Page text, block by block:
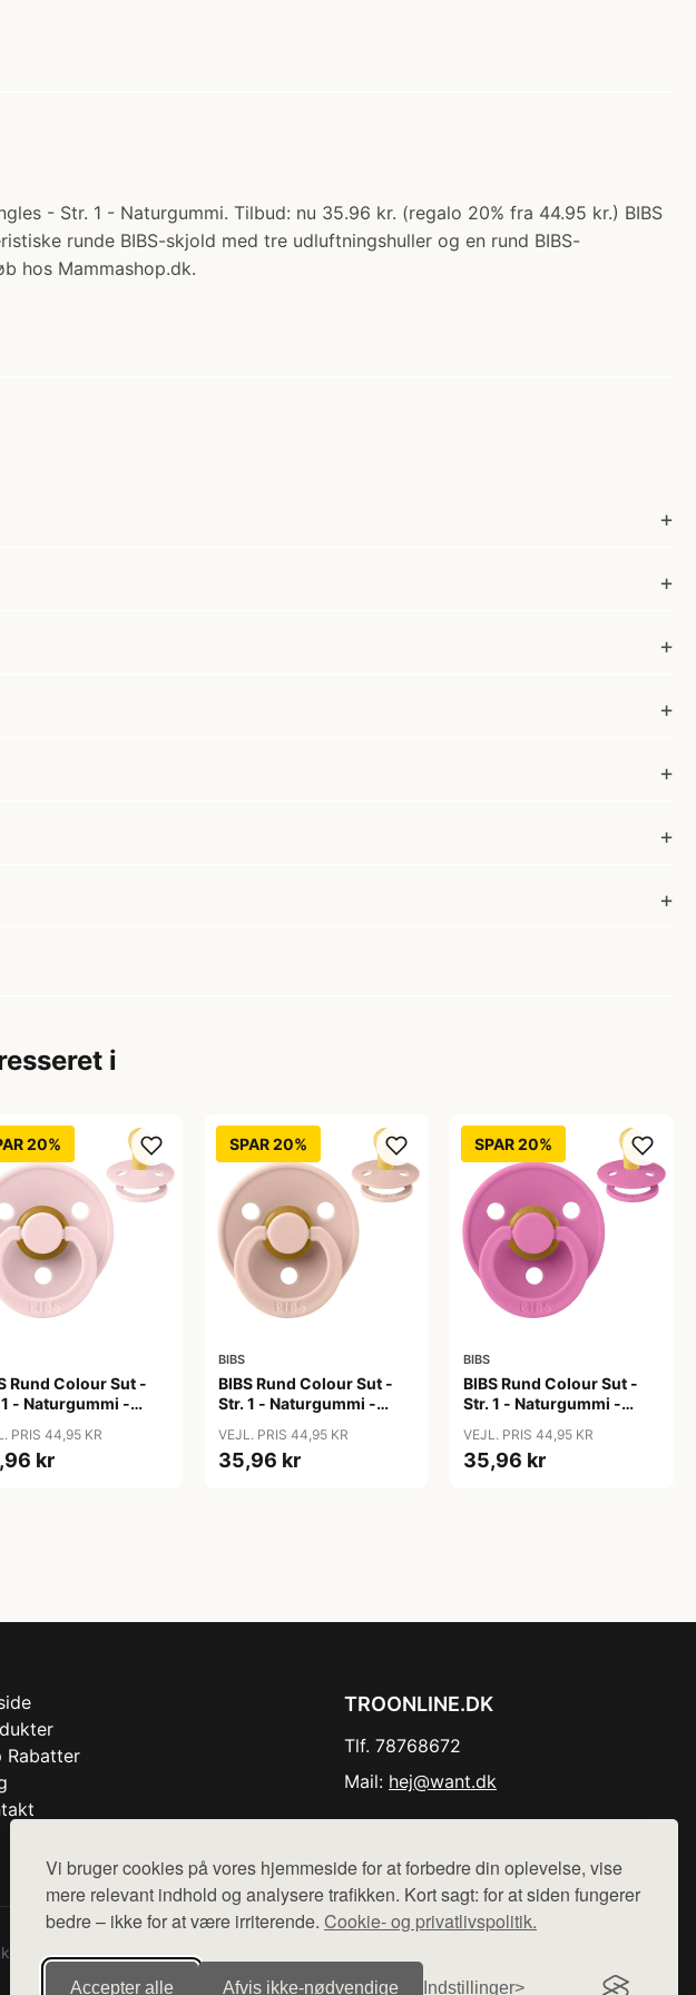
Vi bruger cookies på vores hjemmeside for at forbedre din oplevelse, vise
mere relevant indhold og analysere trafikken. Kort sagt: for at siden fungerer
bedre – ikke for at være irriterende. Cookie- og privatlivspolitik.
Accepter alle Afvis ikke‑nødvendige Indstillinger
- Str. 1 - Naturgummi. Tilbud: nu 35.96 kr. (regalo 20% fra 44.95 kr.) BIBS
runde BIBS-skjold med tre udluftningshuller og en rund BIBS-
hos Mammashop.dk.
i
20%
Rund Colour Sut -
- Naturgummi -
PRIS 44,95 KR
kr
SPAR 20%
BIBS
BIBS Rund Colour Sut -
Str. 1 - Naturgummi -
VEJL. PRIS 44,95 KR
35,96 kr
SPAR 20%
BIBS
BIBS Rund Colour Sut -
Str. 1 - Naturgummi -
VEJL. PRIS 44,95 KR
35,96 kr
Rabatter
TROONLINE.DK
Tlf. 78768672
Mail: hej@want.dk
fra diverse webshops. Der sælges ikke varer fra denne side - vi henviser til de shops,